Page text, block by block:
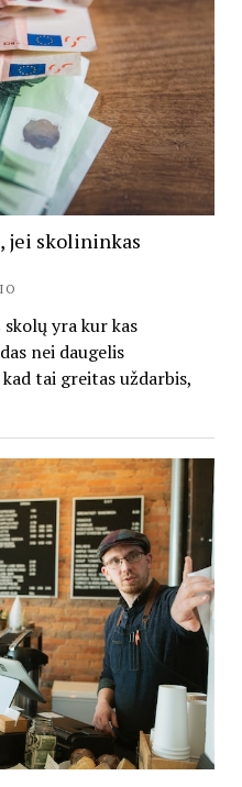
jei skolininkas
yra kur kas
nei daugelis
tai greitas uždarbis,